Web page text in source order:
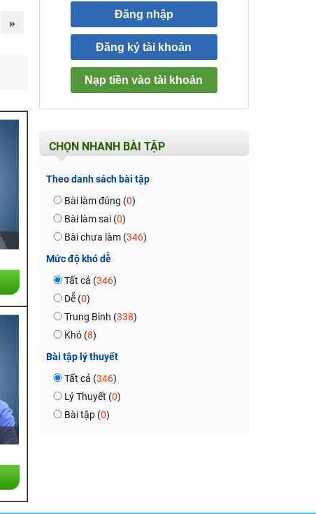
»
Đăng nhập
Đăng ký tài khoản
Nạp tiền vào tài khoản
CHỌN NHANH BÀI TẬP
Theo danh sách bài tập
Bài làm đúng (0)
Bài làm sai (0)
Bài chưa làm (346)
Mức độ khó dễ
Tất cả (346)
Dễ (0)
Trung Bình (338)
Khó (8)
Bài tập lý thuyết
Tất cả (346)
Lý Thuyết (0)
Bài tập (0)